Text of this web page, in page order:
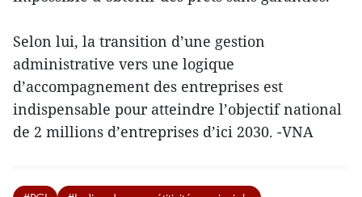
Selon lui, la transition d’une gestion
administrative vers une logique
d’accompagnement des entreprises est
indispensable pour atteindre l’objectif national
de 2 millions d’entreprises d’ici 2030. -VNA